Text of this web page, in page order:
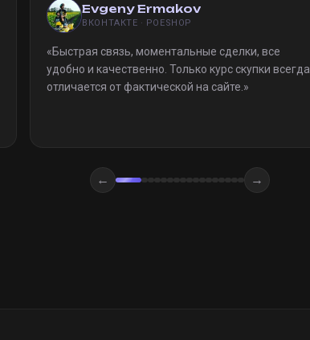
Evgeny Ermakov
ВКОНТАКТЕ · POESHOP
«Быстрая связь, моментальные сделки, все
удобно и качественно. Только курс скупки всегда
отличается от фактической на сайте. »
← →